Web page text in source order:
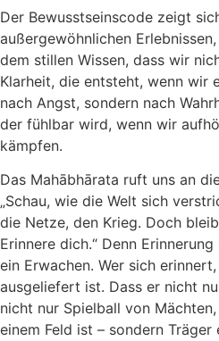
Der Bewusstseinscode zeigt
außergewöhnlichen
dem stillen Wissen, dass wir
Klarheit, die entsteht, wenn wir
nach Angst, sondern nach
der fühlbar wird, wenn wir
kämpfen.
Das Mahābhārata ruft uns an
„Schau, wie die Welt sich
die Netze, den Krieg. Doch
Erinnere dich.“ Denn
ein Erwachen. Wer sich
ausgeliefert ist. Dass er nicht
nicht nur Spielball von
einem Feld ist – sondern Träger